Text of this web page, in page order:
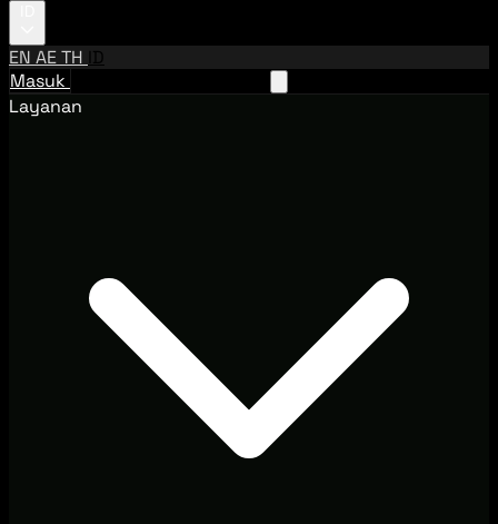
EN AETH ID
Masuk
Layanan